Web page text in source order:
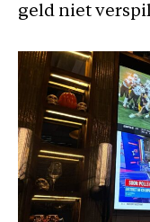
geld niet